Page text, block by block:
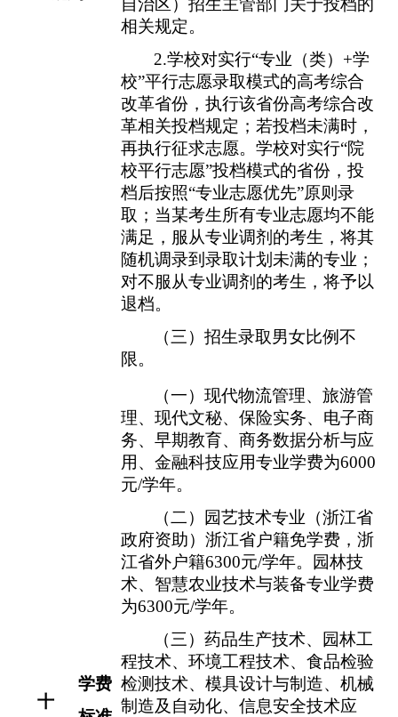
自治区）招生主管部门关于投档的
相关规定。
2.学校对实行“专业（类） +学
校”平行志愿录取模式的高考综合
改革省份，执行该省份高考综合改
革相关投档规定；若投档未满时，
再执行征求志愿。学校对实行“院
校平行志愿”投档模式的省份，投
档后按照“专业志愿优先”原则录
取；当某考生所有专业志愿均不能
满足 ， 服从专业调剂的考生 ， 将其
随机调录到录取计划未满的专业；
对不服从专业调剂 的考生 ， 将予以
退档。
（三 ） 招生录取男女比例不
限。
十
学费
（一） 现代物流管理、旅游管
理、现代文秘、保险实务、 电子商
务、早期教育、 商务数据分析与应
用 、 金融科技应用专业学费为6000
元/学年。
（二）
园艺技术专业（浙江省
政府资助）浙江省户籍免学费，浙
江省外户籍6300元/学年。
园林技
术、智慧农业技术与装备专业学费
为6300元/学年。
（三） 药品生产技术、园林工
程技术、环境工程技术、食品检验
检测技术、模具设计与制造、机械
制造及自动化、 信息安全技术应